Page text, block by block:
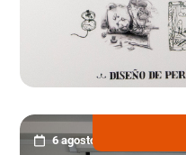
6 agosto, 2026